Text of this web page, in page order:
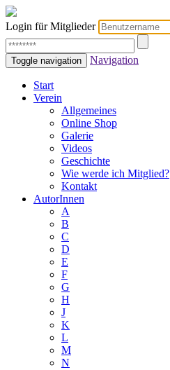
Login für Mitglieder
Toggle navigation Navigation
Start
Verein
Allgemeines
Online Shop
Galerie
Videos
Geschichte
Wie werde ich Mitglied?
Kontakt
AutorInnen
A
B
C
D
E
F
G
H
J
K
L
M
N